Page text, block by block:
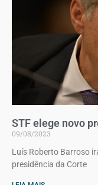
STF elege novo
09/08/2023
Luís Roberto Barroso
presidência da Corte